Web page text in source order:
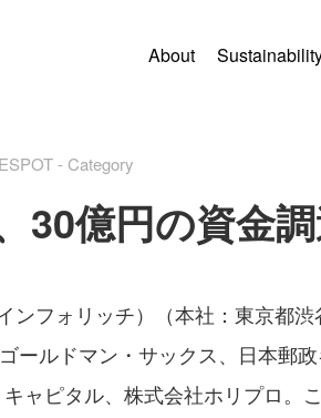
About
- Category
30億円の資金
ンフォリッチ）（本社：東京都
ールドマン・サックス、日本郵
ャピタル、株式会社ホリプロ